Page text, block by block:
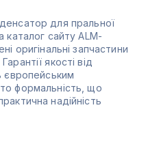
для пральної
каталог сайту ALM-
оригінальні запчастини
якості від
європейським
формальність, що
надійність